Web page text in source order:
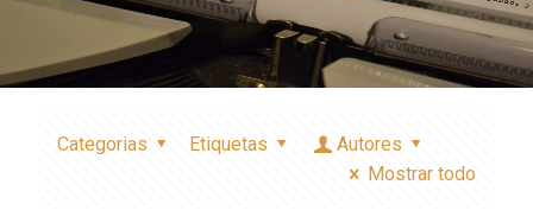
Categorias Etiquetas
Autores
Mostrar todo